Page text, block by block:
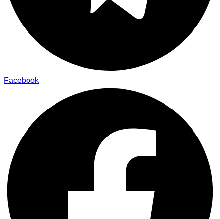
Facebook